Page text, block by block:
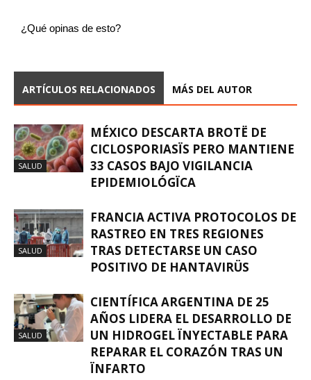
¿Qué opinas de esto?
ARTÍCULOS RELACIONADOS MÁS DEL AUTOR
SALUD
MÉXICO DESCARTA BROTË DE
CICLOSPORIASÏS PERO MANTIENE
33 CASOS BAJO VIGILANCIA
EPIDEMIOLÓGÏCA
SALUD
FRANCIA ACTIVA PROTOCOLOS DE
RASTREO EN TRES REGIONES
TRAS DETECTARSE UN CASO
POSITIVO DE HANTAVIRÜS
SALUD
CIENTÍFICA ARGENTINA DE 25
AÑOS LIDERA EL DESARROLLO DE
UN HIDROGEL ÏNYECTABLE PARA
REPARAR EL CORAZÓN TRAS UN
ÏNFARTO